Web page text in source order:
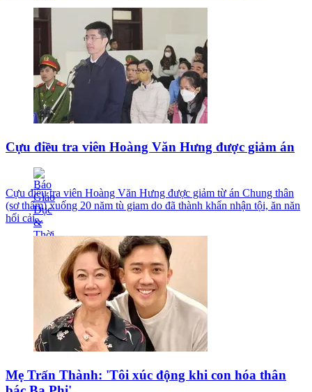
Cựu điều tra viên Hoàng Văn Hưng được giảm án
Cựu điều tra viên Hoàng Văn Hưng được giảm từ án Chung thân
(sơ thẩm) xuống 20 năm tù giam do đã thành khẩn nhận tội, ăn năn
hối cải...
Mẹ Trấn Thành: 'Tôi xúc động khi con hóa thân